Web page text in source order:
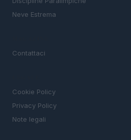
Neve Estrema
Contattaci
Cookie Policy
Privacy Policy
Note legali